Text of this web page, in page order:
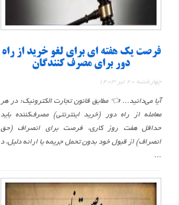
فرصت یک هفته ای برای لغو خرید از راه
دور برای مصرف کنندگان
چهارشنبه 20 تیر 1403
آیا می‌دانید... 👈 مطابق قانون تجارت الکترونیک؛ در هر
معامله از راه دور (خرید اینترنتی) مصرف‌کننده باید
حداقل هفت روز کاری، فرصت برای انصراف (‌حق
انصراف) از قبول خود بدون تحمل جریمه یا ارائه دلیل، د
...